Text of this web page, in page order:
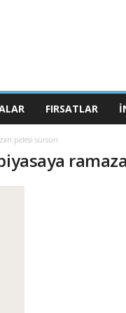
FIRSATLAR
pidesi sürsün